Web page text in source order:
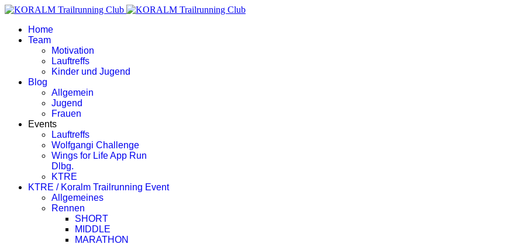
Home
Team
Motivation
Lauftreffs
Kinder und Jugend
Blog
Allgemein
Jugend
Frauen
Events
Lauftreffs
Wolfgangi Challenge
Wings for Life App Run
Dlbg.
KTRE
KTRE / Koralm Trailrunning Event
Allgemeines
Rennen
SHORT
MIDDLE
MARATHON